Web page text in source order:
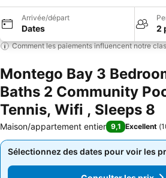
Arrivée/départ
Dates 2
Comment les paiements influencent notre
Montego Bay 3
Baths 2 Community
Tennis, Wifi , Sleeps 8
Maison/appartement entier 9,1 Excellent (
Sélectionnez des dates pour voir les
Sélectionnez des dates pour voir les